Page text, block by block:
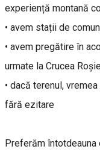
experiență montană
• avem stații de
• avem pregătire în
urmate la Crucea
• dacă terenul,
fără ezitare
Preferăm întotdeauna